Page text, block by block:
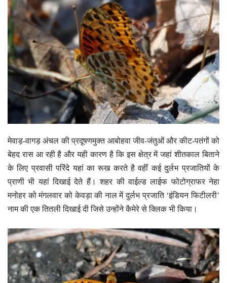
मेवाड़-वागड़ अंचल की प्रदूषणमुक्त आबोहवा जीव-जंतुओं और कीट-पतंगों को
बेहद रास आ रही है और यही कारण है कि इस क्षेत्र में जहां शीतकाल बिताने
के लिए प्रवासी परिंदे यहां का रूख करते है वहीं कई दुर्लभ प्रजातियों के
प्राणी भी यहां दिखाई देते हैं। शहर की वाईल्ड लाईफ फोटोग्राफर नेहा
मनोहर को मंगलवार को केवड़ा की नाल में दुर्लभ प्रजाति ‘इंडियन फिटीलरी’
नाम की एक तितली दिखाई दी जिसे उन्होंने कैमेरे से क्लिक भी किया।